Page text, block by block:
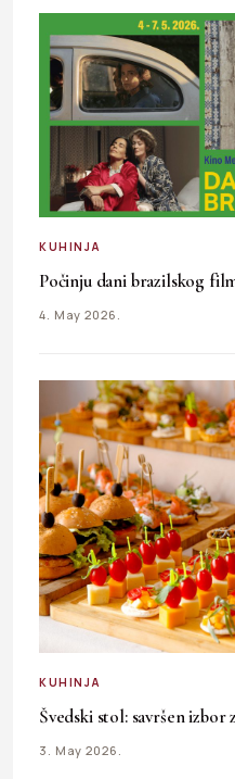
KUHINJA
Počinju dani brazilskog
4. May 2026.
KUHINJA
Švedski stol: savršen izbor
3. May 2026.